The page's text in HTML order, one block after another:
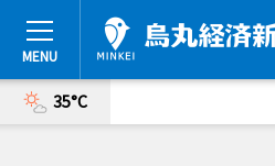
35°C